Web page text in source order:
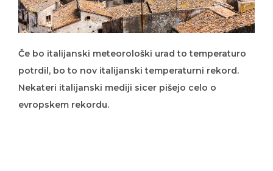
Če bo italijanski meteorološki urad to temperaturo
potrdil, bo to nov italijanski temperaturni rekord.
Nekateri italijanski mediji sicer pišejo celo o
evropskem rekordu.